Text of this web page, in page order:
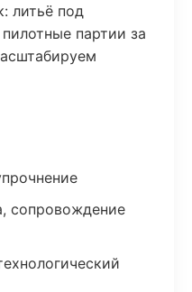
литьё под
партии за
сопровождение